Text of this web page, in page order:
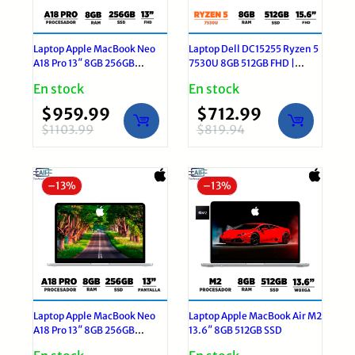
Laptop Apple MacBook Neo
A18 Pro 13″ 8GB 256GB
En stock
$1103.99
original
era:
$1103.99.
$959.99
actual
es:
$959.99.
Laptop Dell DC15255 Ryzen 5
7530U 8GB 512GB FHD |
En stock
$819.94
original
era:
$819.94.
$712.99
actual
es:
$712.99.
–13%
Laptop Apple MacBook Neo
A18 Pro 13″ 8GB 256GB
–13%
Laptop Apple MacBook Air M2
13.6″ 8GB 512GB SSD